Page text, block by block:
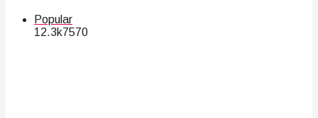
Popular
12.3k7570